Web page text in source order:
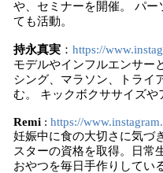
や、セミナーを開催。 パー
ても活動。
持永真実 ： https://
モデルやインフルエンサー
シング、マラソン、トライ
む。 キックボクササイズや
Remi : https://
妊娠中に食の大切さに気づ
スターの資格を取得。日常
おやつを毎日手作りしてい